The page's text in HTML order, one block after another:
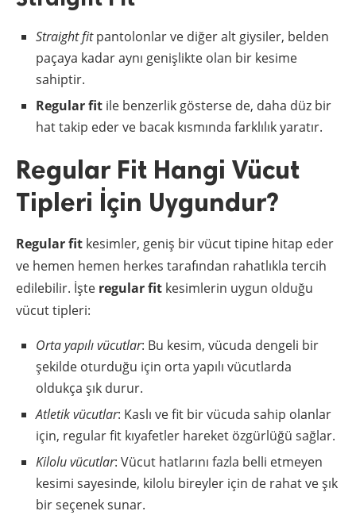
Straight fitpantolonlar ve diğer alt giysiler, belden
paçaya kadar aynı genişlikte olan bir kesime
sahiptir.
Regular fit ile benzerlik gösterse de, daha düz bir
hat takip eder ve bacak kısmında farklılık yaratır.
Regular Fit Hangi Vücut
Tipleri İçin Uygundur?
Regular fit kesimler, geniş bir vücut tipine hitap eder
ve hemen hemen herkes tarafından rahatlıkla tercih
edilebilir. İşte regular fit kesimlerin uygun olduğu
vücut tipleri:
Orta yapılı vücutlar: Bu kesim, vücuda dengeli bir
şekilde oturduğu için orta yapılı vücutlarda
oldukça şık durur.
Atletik vücutlar: Kaslı ve fit bir vücuda sahip olanlar
için, regular fit kıyafetler hareket özgürlüğü sağlar.
Kilolu vücutlar: Vücut hatlarını fazla belli etmeyen
kesimi sayesinde, kilolu bireyler için de rahat ve şık
bir seçenek sunar.